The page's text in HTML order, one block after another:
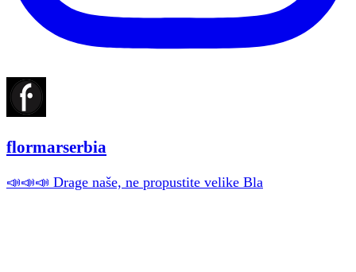
flormarserbia
📣📣📣 Drage naše, ne propustite velike Bla